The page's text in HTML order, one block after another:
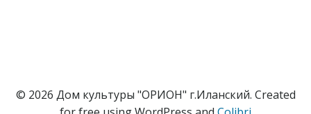
© 2026 Дом культуры "ОРИОН" г.Иланский. Created